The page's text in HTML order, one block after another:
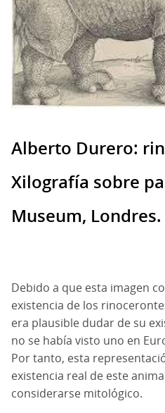
Alberto Durero:
Xilografía sobre
Museum, Londres.
Debido a que esta imagen
existencia de los
era plausible dudar de su
no se había visto uno en
Por tanto, esta
existencia real de este
considerarse mitológico.